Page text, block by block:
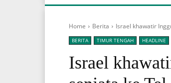
Home Berita Israel khawatir
BERITA TIMUR TENGAH HEADLINE
Israel